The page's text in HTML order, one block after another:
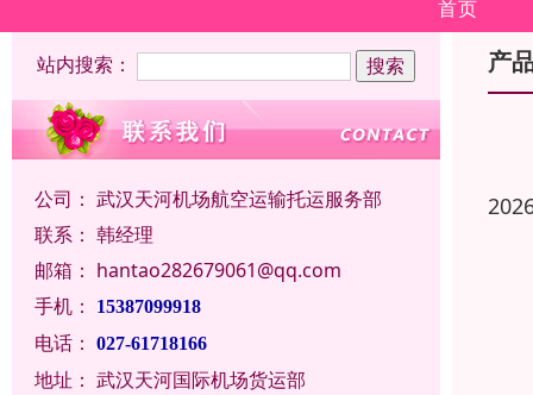
首页
站内搜索：
公司： 武汉天河机场航空运输托运服务部
联系： 韩经理
邮箱： hantao282679061@qq.com
手机：
15387099918
电话： 027-61718166
地址： 武汉天河国际机场货运部
产